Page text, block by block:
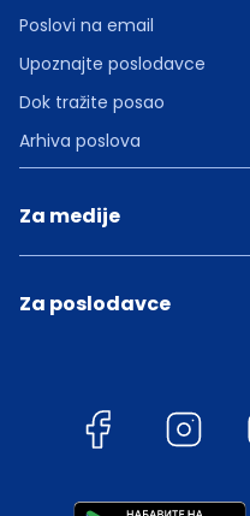
Poslovi na email
Upoznajte poslodavce
Dok tražite posao
Arhiva poslova
Za medije
Za poslodavce